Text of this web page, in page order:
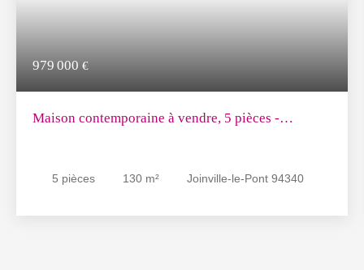
979 000 €
Maison contemporaine à vendre, 5 pièces -
5 pièces 130 m² Joinville-le-Pont 94340